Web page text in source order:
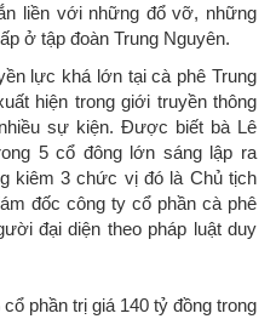
liền với những đổ vỡ, những
ở tập đoàn Trung Nguyên.
lực khá lớn tại cà phê Trung
hiện trong giới truyền thông
sự kiện. Được biết bà Lê
5 cổ đông lớn sáng lập ra
kiêm 3 chức vị đó là Chủ tịch
đốc công ty cổ phần cà phê
đại diện theo pháp luật duy
phần trị giá 140 tỷ đồng trong